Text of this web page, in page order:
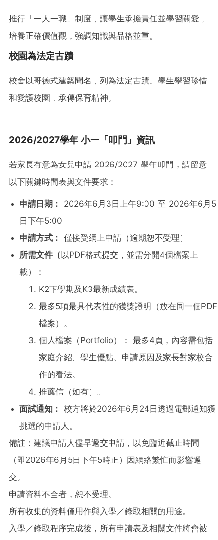
推行「一人一職」制度，讓學生承擔責任並學習關愛，
培養正確價值觀，強調知識與品格並重。
校園為法定古蹟
校舍以哥德式建築聞名，列為法定古蹟。學生學習珍惜
和愛護校園，承傳保育精神。
2026/2027學年 小一「叩門」資訊
若家長有意為女兒申請 2026/2027 學年叩門，請留意
以下關鍵時間表與文件要求：
申請日期：
2026年6月3日上午9:00 至 2026年6月5
日下午5:00
申請方式： 僅接受網上申請（逾期恕不受理）
所需文件（以PDF格式提交，並需分開4個檔案上
載）：
K2下學期及K3最新成績表。
最多5項最具代表性的獲獎證明（放在同一個PDF
檔案）。
個人檔案（Portfolio）： 最多4頁，內容需包括
家庭介紹、學生優點、申請原因及家長對家校合
作的看法。
推薦信（如有）。
面試通知： 校方將於2026年6月24日透過電郵通知獲
挑選的申請人。
備註：建議申請人儘早遞交申請，以免臨近截止時間
（即2026年6月5日下午5時正）因網絡繁忙而影響遞
交。
申請資料不全者，恕不受理。
所有收集的資料僅用作與入學／錄取相關的用途。
入學／錄取程序完成後，所有申請表及相關文件將會被